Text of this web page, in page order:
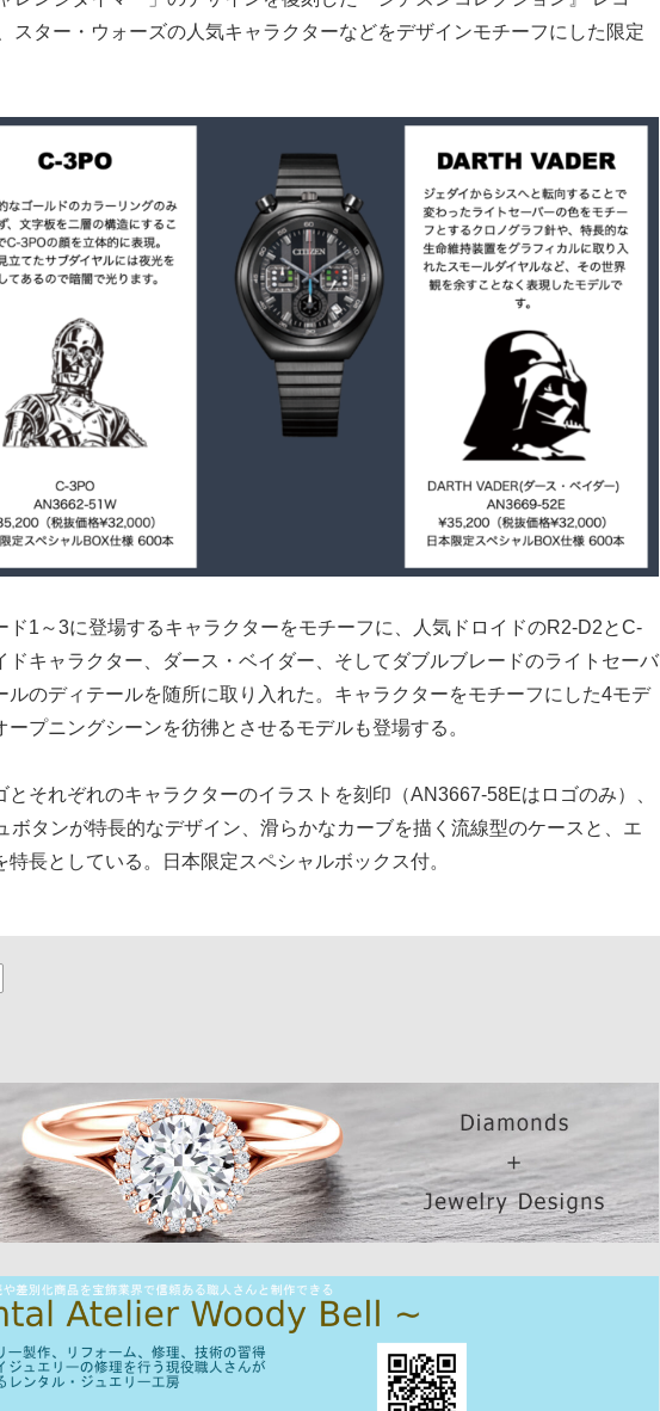
スター・ウォーズの人気キャラクターなどをデザインモチーフにした限定
1～3に登場するキャラクターをモチーフに、人気ドロイドのR2-D2とC-
キャラクター、ダース・ベイダー、そしてダブルブレードのライトセーバ
のディテールを随所に取り入れた。キャラクターをモチーフにした4モデ
プニングシーンを彷彿とさせるモデルも登場する。
それぞれのキャラクターのイラストを刻印（AN3667-58Eはロゴのみ）、
ボタンが特長的なデザイン、滑らかなカーブを描く流線型のケースと、エ
長としている。日本限定スペシャルボックス付。